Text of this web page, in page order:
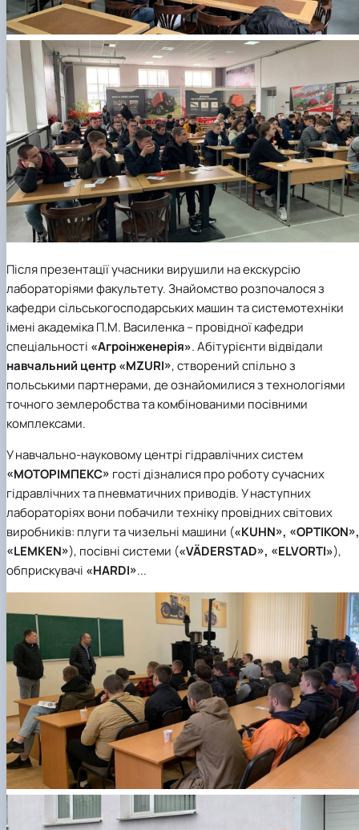
Після презентації учасники вирушили на екскурсію
лабораторіями факультету. Знайомство розпочалося з
кафедри сільськогосподарських машин та системотехніки
імені академіка П.М. Василенка– провідної кафедри
спеціальності «Агроінженерія». Абітурієнти відвідали
навчальний центр «MZURI», створений спільно з
польськими партнерами, де ознайомилися з технологіями
точного землеробства та комбінованими посівними
комплексами.
У навчально-науковому центрі гідравлічних систем
«МОТОРІМПЕКС» гості дізналися про роботу сучасних
гідравлічних та пневматичних приводів. У наступних
лабораторіях вони побачили техніку провідних світових
виробників: плуги та чизельні машини («KUHN», «OPTIKON»,
«LEMKEN»), посівні системи («VÄDERSTAD», «ELVORTІ»),
обприскувачі «HARDI»...